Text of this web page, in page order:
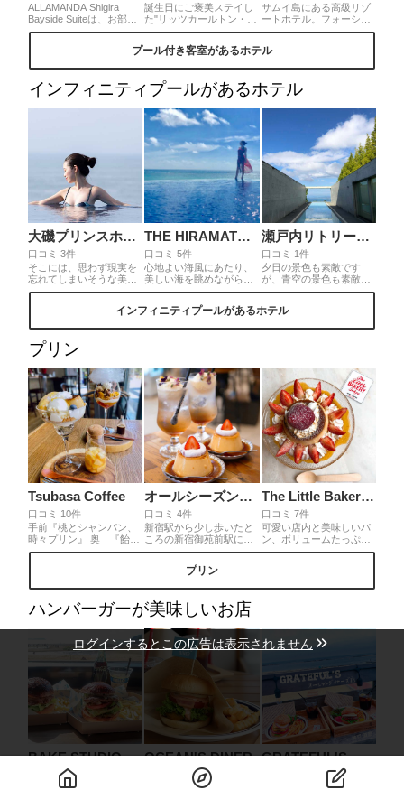
ALLAMANDA Shigira
Bayside Suiteは、お部屋
にプライベートプールが
テル🌺テラスからの眺め
がとっても素敵で、ラグ
でいます🐢♡リゾート感
漂うお部屋は広くてオシ
誕生日にご褒美ステイし
た"リッツカールトン・ラ
ンカウイ✨"❣️ランカウイ
島はのんびりした時間が
流れていて、ラグジュア
リーホテルで何もしない
リです🥰日本では手が届
かない高級ホテルにお手
頃に泊まれるのもマレー
シアの魅力です😳💓
サムイ島にある高級リゾ
ートホテル。フォーシー
ズンズサムイ。広いプラ
ラ客室が贅沢な何度でも
訪れたくなるリゾートホ
プール付き客室があるホテル
インフィニティプールがあるホテル
大磯プリンスホテル
口コミ 3件
そこには、思わず現実を
忘れてしまいそうな美し
い眺望が広がっていまし
冬場や少し肌寒い時期で
も楽しめます。サウナや
れているので、1日中ゆっ
くり過ごせます。新宿駅
から約1時間10分と、都
内からのアクセスも
good。
THE HIRAMATSU HOTELS & RESORTS 宜野座
口コミ 5件
心地よい海風にあたり、
美しい海を眺めながらお
部屋のテラスにあるジャ
グジーに入ったり、その
ままプールに入って泳い
だり、テラスでお昼寝し
食後は海辺で星を眺めた
り、朝早く起きて朝日を
眺めたり、、贅沢な休日
を過ごせること間違いな
しです！
瀬戸内リトリート青凪
口コミ 1件
夕日の景色も素敵です
が、青空の景色も素敵
で、時間の移り変わりと
しめます。プールの側に
は24時間利用できるラウ
もできます。
インフィニティプールがあるホテル
プリン
Tsubasa Coffee
口コミ 10件
手前『桃とシャンパン、
時々プリン』 奥 『飴の
ち珈琲、ところにより果
の食材や食感が詰まって
エスプレッソで追い桃や
きないです！
オールシーズンズコーヒー
口コミ 4件
新宿駅から少し歩いたと
ころの新宿御苑前駅にあ
る「オールシーズンズコ
ーヒー」では、コーヒー
各種に加えて、クリーム
ソーダやプリンがあり、
楽しめます。苦めの大人
なカラメルと硬めながら
も滑らかなプリンとコー
ヒーを楽しむ時間は新宿
の喧騒を忘れさせてくれ
る癒しのひとときです。
土日は並ぶほどの人気で
The Little Bakery Tokyo
口コミ 7件
可愛い店内と美味しいパ
ン、ボリュームたっぷり
のプリンパフェ♡ オープ
時間を過ごす事ができま
プリン
ハンバーガーが美味しいお店
BAKE STUDIO OKAZAKI 岡崎製パン所
口コミ 4件
今や三豊市のウユニ塩湖
OCEAN'S DINER
口コミ 2件
A-factoryにある本格ハン
GRATEFUL'S オーシャンダイナーズ店
朝7:30〜Openなので、モ
ログインするとこの広告は表示されません